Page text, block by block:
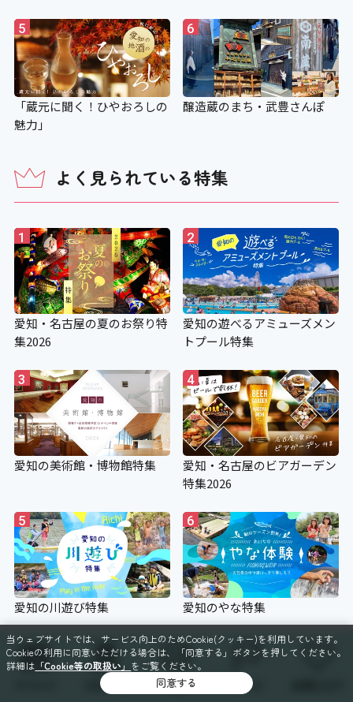
5
「蔵元に聞く！ひやおろしの
魅力」
6
醸造蔵のまち・武豊さんぽ
よく見られている特集
1
愛知・名古屋の夏のお祭り特
集2026
2
愛知の遊べるアミューズメン
トプール特集
3
愛知の美術館・博物館特集
4
愛知・名古屋のビアガーデン
特集2026
5
愛知の川遊び特集
6
愛知のやな特集
スポット 特集 コース
当ウェブサイトでは、サービス向上のためCookie(クッキー)を利用しています。
Cookieの利用に同意いただける場合は、「同意する」ボタンを押してください。
詳細は 「Cookie等の取扱い」 をご覧ください。
同意する